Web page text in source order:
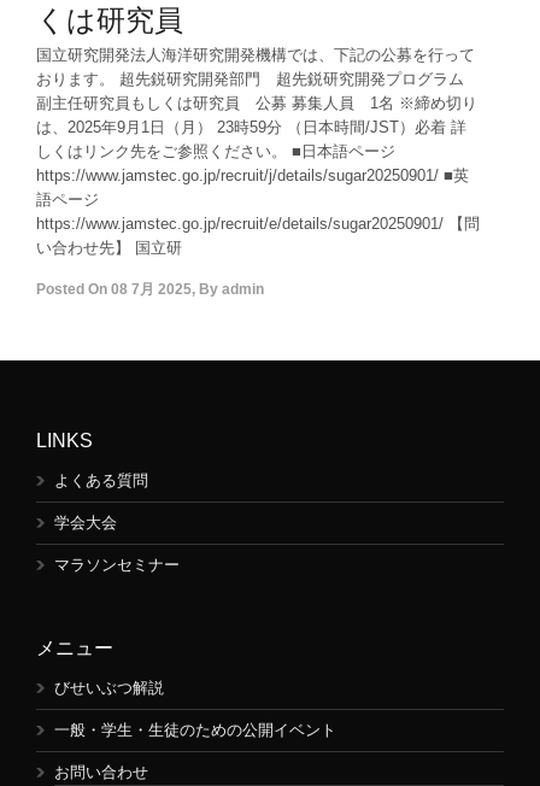
くは研究員
国立研究開発法人海洋研究開発機構では、下記の公募を行って
おります。 超先鋭研究開発部門 超先鋭研究開発プログラム
副主任研究員もしくは研究員 公募 募集人員 1名 ※締め切り
は、2025年9月1日（月） 23時59分 （日本時間/JST）必着 詳
しくはリンク先をご参照ください。 ■日本語ページ
https://www.jamstec.go.jp/recruit/j/details/sugar20250901/ ■英
語ページ
https://www.jamstec.go.jp/recruit/e/details/sugar20250901/ 【問
い合わせ先】 国立研
Posted On 08 7月 2025, By admin
LINKS
よくある質問
学会大会
マラソンセミナー
メニュー
びせいぶつ解説
一般・学生・生徒のための公開イベント
お問い合わせ